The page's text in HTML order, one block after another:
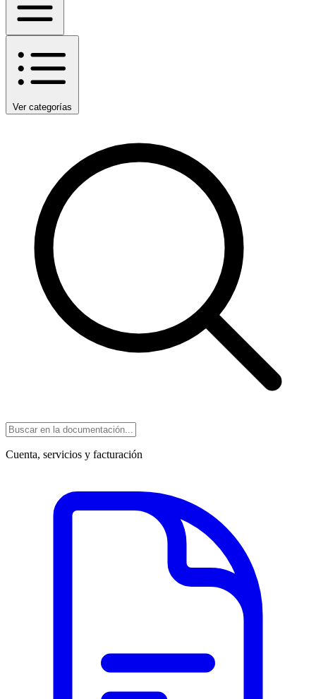
Ver categorías
Cuenta, servicios y facturación